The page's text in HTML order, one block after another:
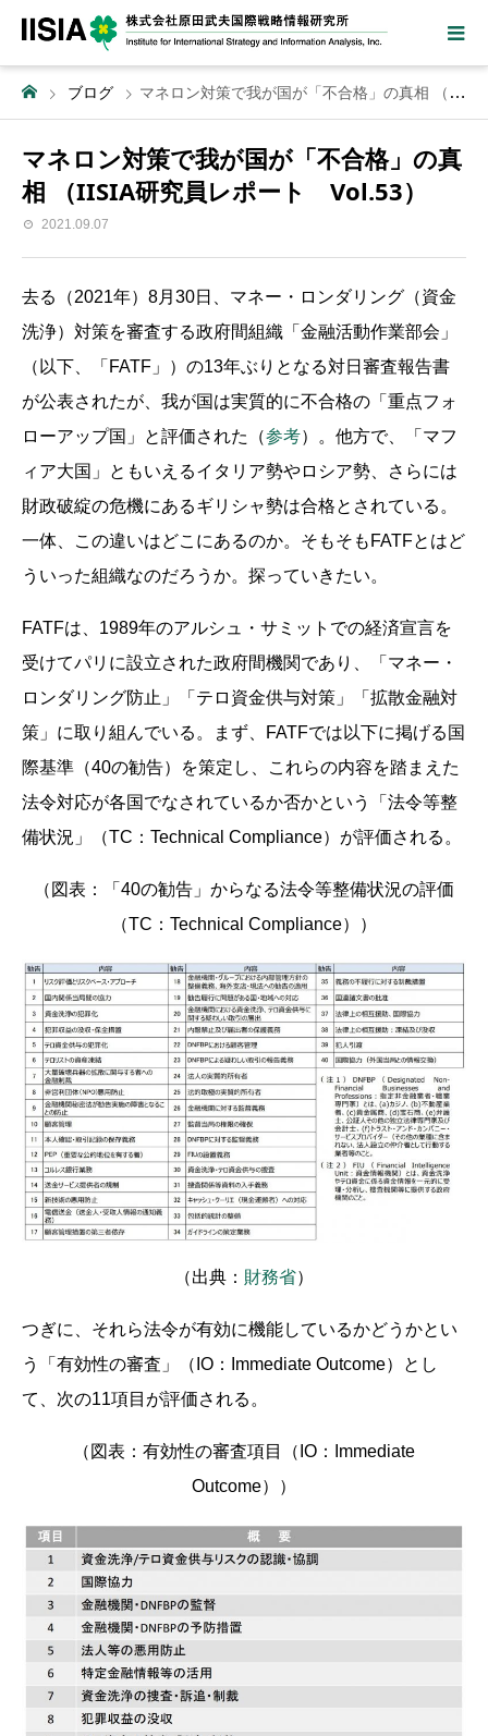
ブログ マネロン対策で我が国が「不合格」の真相 （IISIA研究員レポート Vol.53）
マネロン対策で我が国が「不合格」の真
相 （IISIA研究員レポート Vol.53）
2021.09.07
去る（2021年）8月30日、マネー・ロンダリング（資金
洗浄）対策を審査する政府間組織「金融活動作業部会」
（以下、「FATF」）の13年ぶりとなる対日審査報告書
が公表されたが、我が国は実質的に不合格の「重点フォ
ローアップ国」と評価された（参考）。他方で、「マフ
ィア大国」ともいえるイタリア勢やロシア勢、さらには
財政破綻の危機にあるギリシャ勢は合格とされている。
一体、この違いはどこにあるのか。そもそもFATFとはど
ういった組織なのだろうか。探っていきたい。
FATFは、1989年のアルシュ・サミットでの経済宣言を
受けてパリに設立された政府間機関であり、「マネー・
ロンダリング防止」「テロ資金供与対策」「拡散金融対
策」に取り組んでいる。まず、FATFでは以下に掲げる国
際基準（40の勧告）を策定し、これらの内容を踏まえた
法令対応が各国でなされているか否かという「法令等整
備状況」（TC：Technical Compliance）が評価される。
（図表：「40の勧告」からなる法令等整備状況の評価
（TC：Technical Compliance））
（出典： 財務省）
つぎに、それら法令が有効に機能しているかどうかとい
う「有効性の審査」（IO：Immediate Outcome）とし
て、次の11項目が評価される。
（図表：有効性の審査項目（IO：Immediate
Outcome））